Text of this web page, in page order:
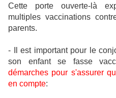
Cette porte ouverte-là
multiples vaccinations
parents.
- Il est important pour le
son enfant se fasse
démarches pour s'assurer
en compte: